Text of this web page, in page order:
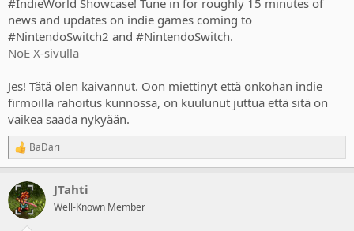
news and updates on indie games coming to
#NintendoSwitch2 and #NintendoSwitch.
NoE X-sivulla
Jes! Tätä olen kaivannut. Oon miettinyt että onkohan indie
firmoilla rahoitus kunnossa, on kuulunut juttua että sitä on
vaikea saada nykyään.
R
e
c
t
i
BaDari
JTahti
Well-Known Member